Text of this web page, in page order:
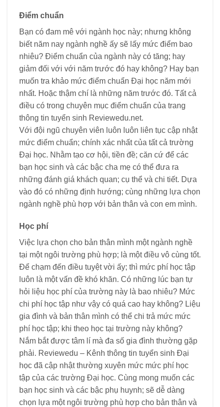
Điểm chuẩn
Bạn có đam mê với ngành học này; nhưng không
biết năm nay ngành nghề ấy sẽ lấy mức điểm bao
nhiêu? Điểm chuẩn của ngành này có tăng; hay
giảm đối với với năm trước đó hay không? Hay bạn
muốn tra khảo mức điểm chuẩn Đại học năm mới
nhất. Hoặc thậm chí là những năm trước đó. Tất cả
điều có trong chuyên mục điểm chuẩn của trang
thông tin tuyển sinh Reviewedu.net.
Với đội ngũ chuyên viên luôn luôn liên tục cập nhật
mức điểm chuẩn; chính xác nhất của tất cả trường
Đại học. Nhằm tạo cơ hội, tiền đề; căn cứ để các
bạn học sinh và các bậc cha mẹ có thể đưa ra
những đánh giá khách quan; cụ thể và chi tiết. Dựa
vào đó có những định hướng; cùng những lựa chọn
ngành nghề phù hợp với bản thân và con em mình.
Học phí
Việc lựa chọn cho bản thân mình một ngành nghề
tại một ngôi trường phù hợp; là một điều vô cùng tốt.
Để chạm đến điều tuyệt vời ấy; thì mức phí học tập
luôn là một vấn đề khó khăn. Có những lúc bạn tự
hỏi liệu học phí của trường này là bao nhiêu? Mức
chi phí học tập như vậy có quá cao hay không? Liệu
gia đình và bản thân mình có thể chi trả mức mức
phí học tập; khi theo học tại trường này không?
Nắm bắt được tâm lí mà đa số gia đình thường gặp
phải. Reviewedu – Kênh thông tin tuyển sinh Đại
học đã cập nhật thường xuyên mức mức phí học
tập của các trường Đại học. Cùng mong muốn các
bạn học sinh và các bậc phụ huynh; sẽ dễ dàng
chọn lựa một ngôi trường phù hợp cho bản thân và